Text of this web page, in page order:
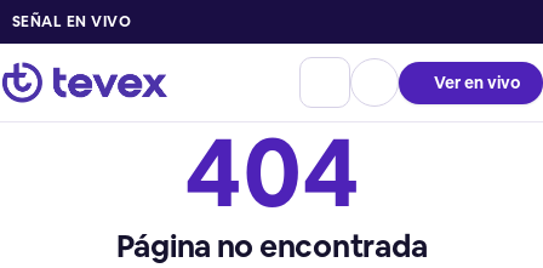
SEÑAL EN VIVO
Ver en vivo
404
Página no encontrada